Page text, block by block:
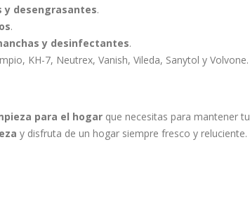
desengrasantes.
.
y desinfectantes.
KH-7, Neutrex, Vanish, Vileda, Sanytol y Volvone.
para el hogar que necesitas para mantener
y disfruta de un hogar siempre fresco y